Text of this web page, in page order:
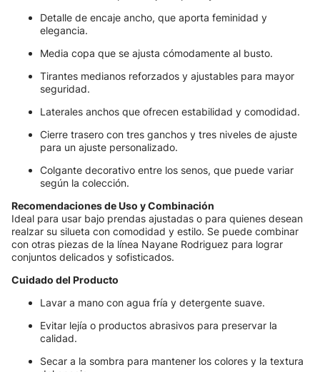
Detalle de encaje ancho, que aporta feminidad y
elegancia.
Media copa que se ajusta cómodamente al busto.
Tirantes medianos reforzados y ajustables para mayor
seguridad.
Laterales anchos que ofrecen estabilidad y comodidad.
Cierre trasero con tres ganchos y tres niveles de ajuste
para un ajuste personalizado.
Colgante decorativo entre los senos, que puede variar
según la colección.
Recomendaciones de Uso y Combinación
Ideal para usar bajo prendas ajustadas o para quienes desean
realzar su silueta con comodidad y estilo. Se puede combinar
con otras piezas de la línea Nayane Rodriguez para lograr
conjuntos delicados y sofisticados.
Cuidado del Producto
Lavar a mano con agua fría y detergente suave.
Evitar lejía o productos abrasivos para preservar la
calidad.
Secar a la sombra para mantener los colores y la textura